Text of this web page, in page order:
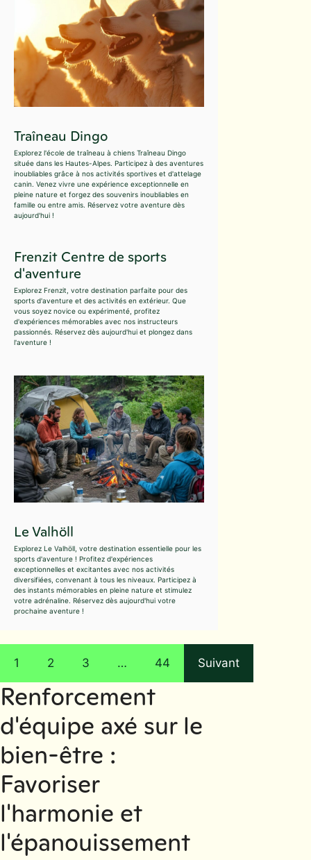
Traîneau Dingo
Explorez l'école de traîneau à chiens Traîneau Dingo
située dans les Hautes-Alpes. Participez à des aventures
inoubliables grâce à nos activités sportives et d'attelage
canin. Venez vivre une expérience exceptionnelle en
pleine nature et forgez des souvenirs inoubliables en
famille ou entre amis. Réservez votre aventure dès
aujourd'hui !
Frenzit Centre de sports
d'aventure
Explorez Frenzit, votre destination parfaite pour des
sports d'aventure et des activités en extérieur. Que
vous soyez novice ou expérimenté, profitez
d'expériences mémorables avec nos instructeurs
passionnés. Réservez dès aujourd'hui et plongez dans
l'aventure !
Le Valhöll
Explorez Le Valhöll, votre destination essentielle pour les
sports d'aventure ! Profitez d'expériences
exceptionnelles et excitantes avec nos activités
diversifiées, convenant à tous les niveaux. Participez à
des instants mémorables en pleine nature et stimulez
votre adrénaline. Réservez dès aujourd'hui votre
prochaine aventure !
1 2 3 … 44 Suivant
Renforcement
d'équipe axé sur le
bien-être :
Favoriser
l'harmonie et
l'épanouissement